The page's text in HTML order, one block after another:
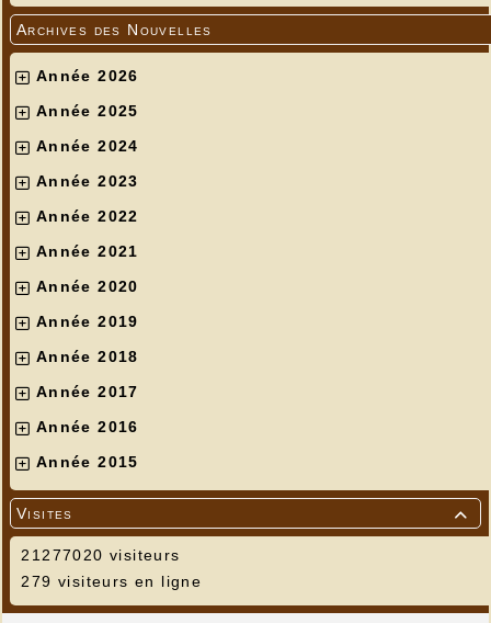
Archives des Nouvelles
Année 2026
Année 2025
Année 2024
Année 2023
Année 2022
Année 2021
Année 2020
Année 2019
Année 2018
Année 2017
Année 2016
Année 2015

Visites
21277020 visiteurs
279 visiteurs en ligne